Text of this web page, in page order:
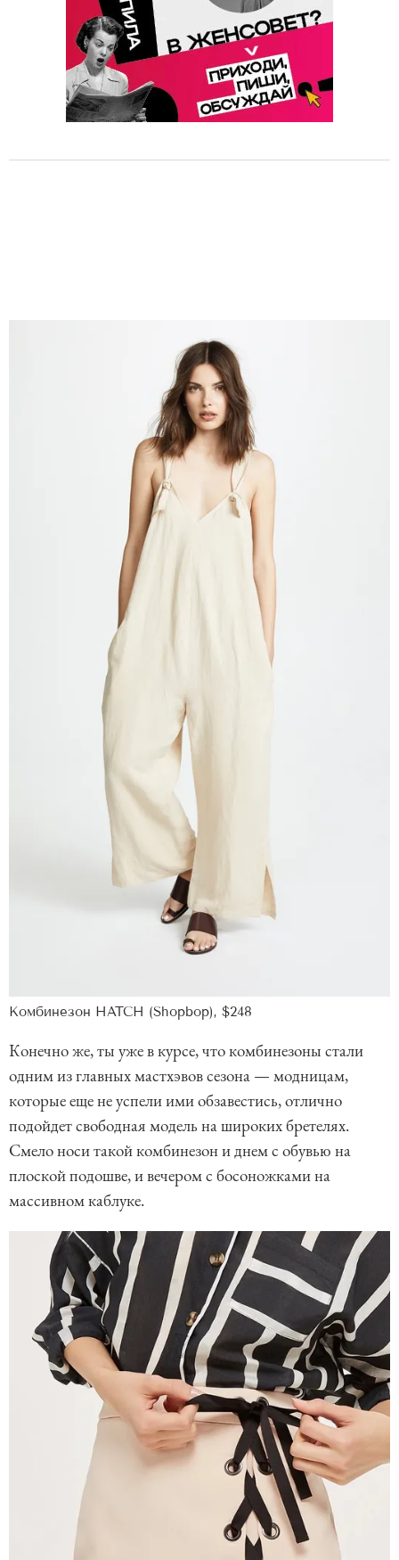
Комбинезон HATCH (Shopbop), $248
Конечно же, ты уже в курсе, что комбинезоны стали
одним из главных мастхэвов сезона — модницам,
которые еще не успели ими обзавестись, отлично
подойдет свободная модель на широких бретелях.
Смело носи такой комбинезон и днем с обувью на
плоской подошве, и вечером с босоножками на
массивном каблуке.